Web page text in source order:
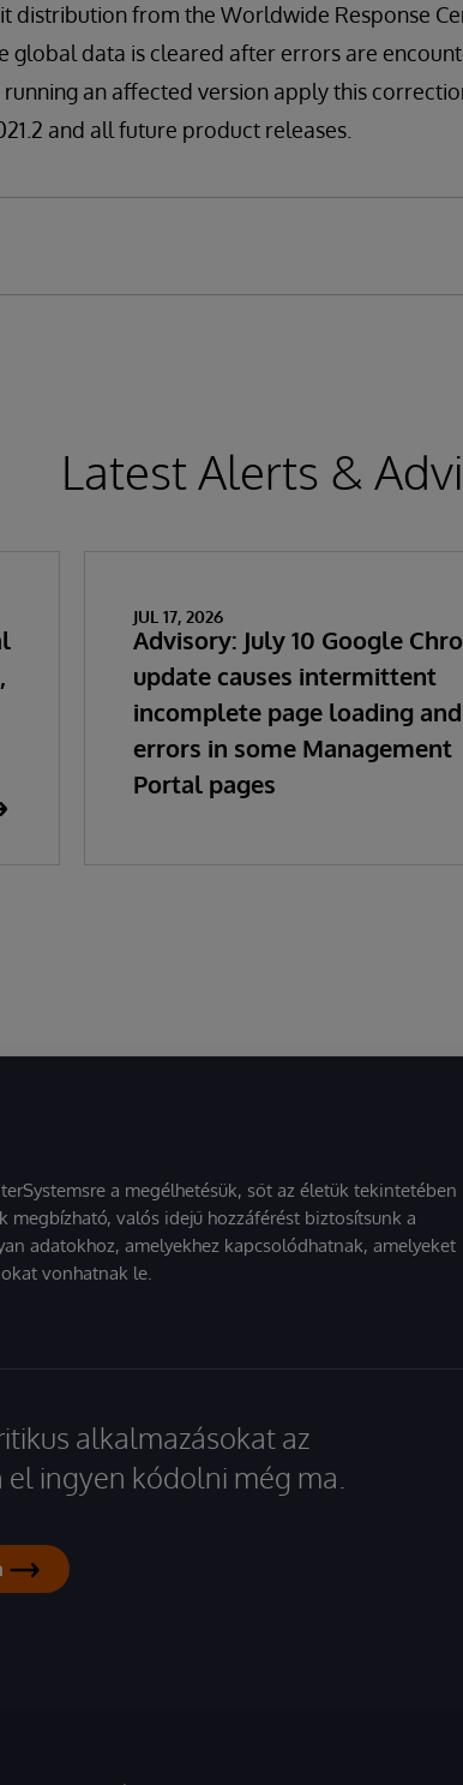
distribution from the Worldwide Response
global data is cleared after errors are
an affected version apply this
and all future product releases.
Latest Alerts &
JUL 17, 2026
Advisory: July 10 Google
update causes intermittent
incomplete page loading and
errors in some Management
Portal pages
a megélhetésük, sőt az életük tekintetében
valós idejű hozzáférést biztosítsunk a
adatokhoz, amelyekhez kapcsolódhatnak, amelyeket
vonhatnak le.
alkalmazásokat az
ingyen kódolni még ma.